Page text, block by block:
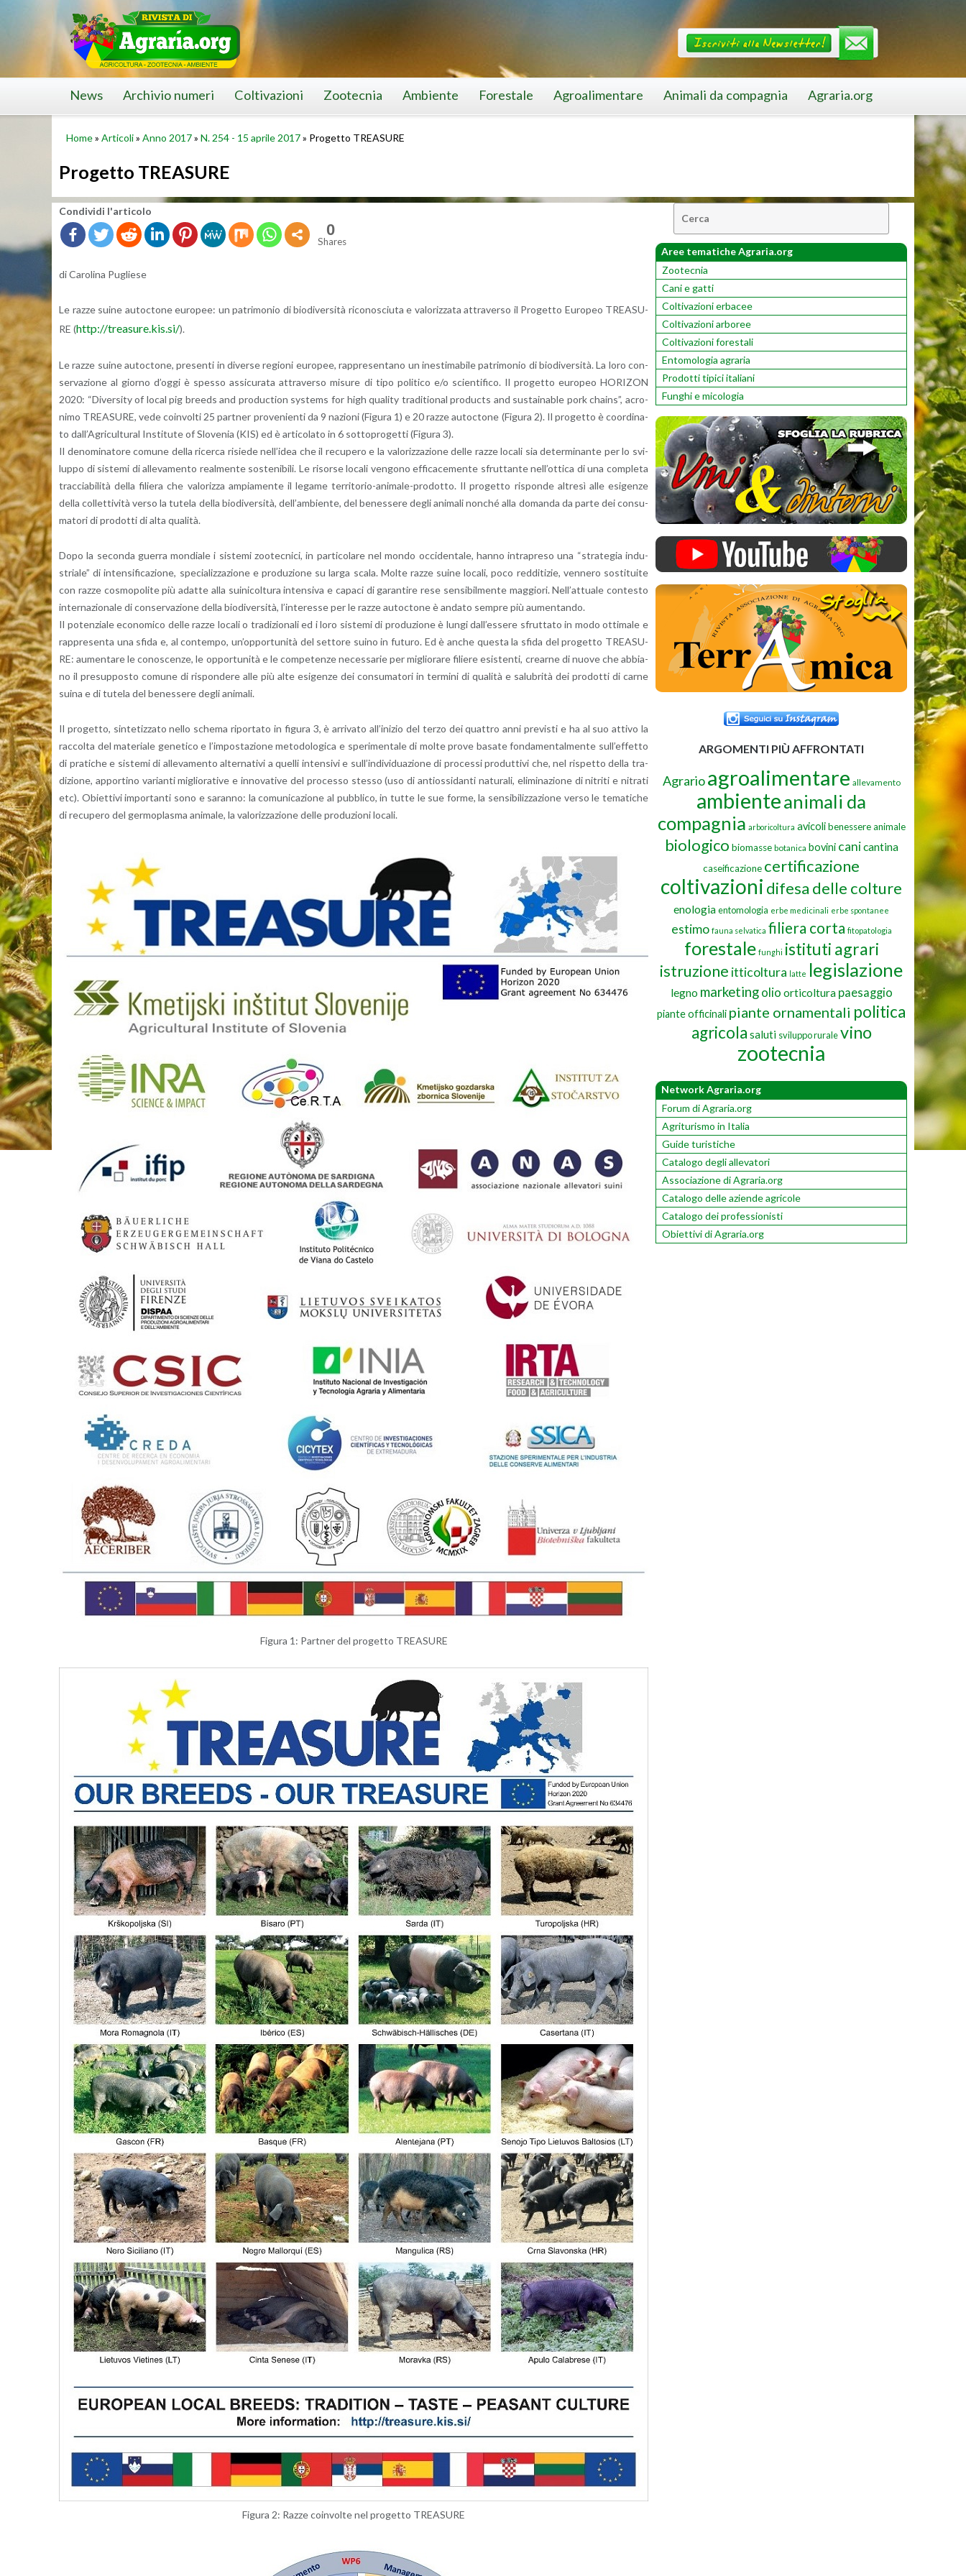
News Archivio numeri Coltivazioni Zootecnia Ambiente Forestale Agroalimentare Animali da compagnia Agraria.org
Home» Articoli» Anno 2017» N. 254 - 15 aprile 2017» Progetto TREASURE
Progetto TREASURE
Con­di­vi­di l'ar­ti­co­lo
0
Shares
di Ca­ro­li­na Pu­glie­se
Le razze suine au­toc­to­ne eu­ro­pee: un pa­tri­mo­nio di bio­di­v­er­si­tà ri­co­no­sciu­ta e va­lo­riz­za­ta at­tra­ver­so il Pro­get­to Eu­ro­peo TREA­SU­
RE (http://​treasure.​kis.​si/).
Le razze suine au­toc­to­ne, pre­sen­ti in di­ver­se re­gio­ni eu­ro­pee, rap­pre­sen­ta­no un ine­sti­ma­bi­le pa­tri­mo­nio di bio­di­v­er­si­tà. La loro con­
ser­va­zio­ne al gior­no d’og­gi è spes­so as­si­cu­ra­ta at­tra­ver­so mi­su­re di tipo po­li­ti­co e/o scien­ti­fi­co. Il pro­get­to eu­ro­peo HO­RI­ZON
2020: “Di­ver­si­ty of local pig breeds and pro­duc­tion sy­stems for high qua­li­ty tra­di­tio­nal pro­duc­ts and su­stai­na­ble pork chains”, acro­
ni­mo TREA­SU­RE, vede coin­vol­ti 25 part­ner pro­ve­nien­ti da 9 na­zio­ni (Fi­gu­ra 1) e 20 razze au­toc­to­ne (Fi­gu­ra 2). Il pro­get­to è coor­di­na­
to dal­l’A­gri­cul­tu­ral In­sti­tu­te of Slo­ve­nia (KIS) ed è ar­ti­co­la­to in 6 sot­to­pro­get­ti (Fi­gu­ra 3).
Il de­no­mi­na­to­re co­mu­ne della ri­cer­ca ri­sie­de nel­l’i­dea che il re­cu­pe­ro e la va­lo­riz­za­zio­ne delle razze lo­ca­li sia de­ter­mi­nan­te per lo svi­
lup­po di si­ste­mi di al­le­va­men­to real­men­te so­ste­ni­bi­li. Le ri­sor­se lo­ca­li ven­go­no ef­fi­ca­ce­men­te sfrut­tan­te nel­l’ot­ti­ca di una com­ple­ta
trac­cia­bi­li­tà della fi­lie­ra che va­lo­riz­za am­pia­men­te il le­ga­me ter­ri­to­rio-ani­ma­le-pro­dot­to. Il pro­get­to ri­spon­de al­tre­sì alle esi­gen­ze
della col­let­ti­vi­tà verso la tu­te­la della bio­di­v­er­si­tà, del­l’am­bien­te, del be­nes­se­re degli ani­ma­li non­ché alla do­man­da da parte dei con­su­
ma­to­ri di pro­dot­ti di alta qua­li­tà.
Dopo la se­con­da guer­ra mon­dia­le i si­ste­mi zoo­tec­ni­ci, in par­ti­co­la­re nel mondo oc­ci­den­ta­le, hanno in­tra­pre­so una “stra­te­gia in­du­
stria­le” di in­ten­si­fi­ca­zio­ne, spe­cia­liz­za­zio­ne e pro­du­zio­ne su larga scala. Molte razze suine lo­ca­li, poco red­di­ti­zie, ven­ne­ro so­sti­tui­te
con razze co­smo­po­li­te più adat­te alla sui­ni­col­tu­ra in­ten­si­va e ca­pa­ci di ga­ran­ti­re rese sen­si­bil­men­te mag­gio­ri. Nel­l’at­tua­le con­te­sto
in­ter­na­zio­na­le di con­ser­va­zio­ne della bio­di­v­er­si­tà, l’in­te­res­se per le razze au­toc­to­ne è an­da­to sem­pre più au­men­tan­do.
Il po­ten­zia­le eco­no­mi­co delle razze lo­ca­li o tra­di­zio­na­li ed i loro si­ste­mi di pro­du­zio­ne è lungi dal­l’es­se­re sfrut­ta­to in modo ot­ti­ma­le e
rap­pre­sen­ta una sfida e, al con­tem­po, un’op­por­tu­ni­tà del set­to­re suino in fu­tu­ro. Ed è anche que­sta la sfida del pro­get­to TREA­SU­
RE: au­men­ta­re le co­no­scen­ze, le op­por­tu­ni­tà e le com­pe­ten­ze ne­ces­sa­rie per mi­glio­ra­re fi­lie­re esi­sten­ti, crear­ne di nuove che ab­bia­
no il pre­sup­po­sto co­mu­ne di ri­spon­de­re alle più alte esi­gen­ze dei con­su­ma­to­ri in ter­mi­ni di qua­li­tà e sa­lu­bri­tà dei pro­dot­ti di carne
suina e di tu­te­la del be­nes­se­re degli ani­ma­li.
Il pro­get­to, sin­te­tiz­za­to nello sche­ma ri­por­ta­to in fi­gu­ra 3, è ar­ri­va­to al­l’i­ni­zio del terzo dei quat­tro anni pre­vi­sti e ha al suo at­ti­vo la
rac­col­ta del ma­te­ria­le ge­ne­ti­co e l’im­po­sta­zio­ne me­to­do­lo­gi­ca e spe­ri­men­ta­le di molte prove ba­sa­te fon­da­men­tal­men­te sul­l’ef­fet­to
di pra­ti­che e si­ste­mi di al­le­va­men­to al­ter­na­ti­vi a quel­li in­ten­si­vi e sul­l’in­di­vi­dua­zio­ne di pro­ces­si pro­dut­ti­vi che, nel ri­spet­to della tra­
di­zio­ne, ap­por­ti­no va­rian­ti mi­glio­ra­ti­ve e in­no­va­ti­ve del pro­ces­so stes­so (uso di an­ti­os­si­dan­ti na­tu­ra­li, eli­mi­na­zio­ne di ni­tri­ti e ni­tra­ti
etc). Obiet­ti­vi im­por­tan­ti sono e sa­ran­no: la co­mu­ni­ca­zio­ne al pub­bli­co, in tutte le sue forme, la sen­si­bi­liz­za­zio­ne verso le te­ma­ti­che
di re­cu­pe­ro del ger­mo­pla­sma ani­ma­le, la va­lo­riz­za­zio­ne delle pro­du­zio­ni lo­ca­li.
Fi­gu­ra 1: Part­ner del pro­get­to TREA­SU­RE
Fi­gu­ra 2: Razze coin­vol­te nel pro­get­to TREA­SU­RE
Aree tematiche Agraria.org
Zootecnia
Cani e gatti
Coltivazioni erbacee
Coltivazioni arboree
Coltivazioni forestali
Entomologia agraria
Prodotti tipici italiani
Funghi e micologia
ARGOMENTI PIÙ AFFRONTATI
Agrario agroalimentare allevamento
ambienteanimali da
compagnia arboricoltura avicoli benessere animale
biologico biomasse botanica bovini canicantina
caseificazione certificazione
coltivazioni difesa delle colture
enologiaentomologia erbe medicinali erbe spontanee
estimo fauna selvatica filiera corta fitopatologia
forestale funghi istituti agrari
istruzione itticoltura latte legislazione
legno marketing olio orticoltura paesaggio
piante officinali piante ornamentali politica
agricola saluti sviluppo rurale vino
zootecnia
Network Agraria.org
Forum di Agraria.org
Agriturismo in Italia
Guide turistiche
Catalogo degli allevatori
Associazione di Agraria.org
Catalogo delle aziende agricole
Catalogo dei professionisti
Obiettivi di Agraria.org